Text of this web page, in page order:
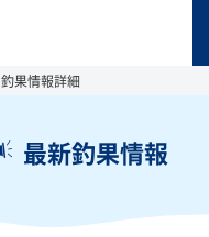
釣果情報詳細
最新釣果情報